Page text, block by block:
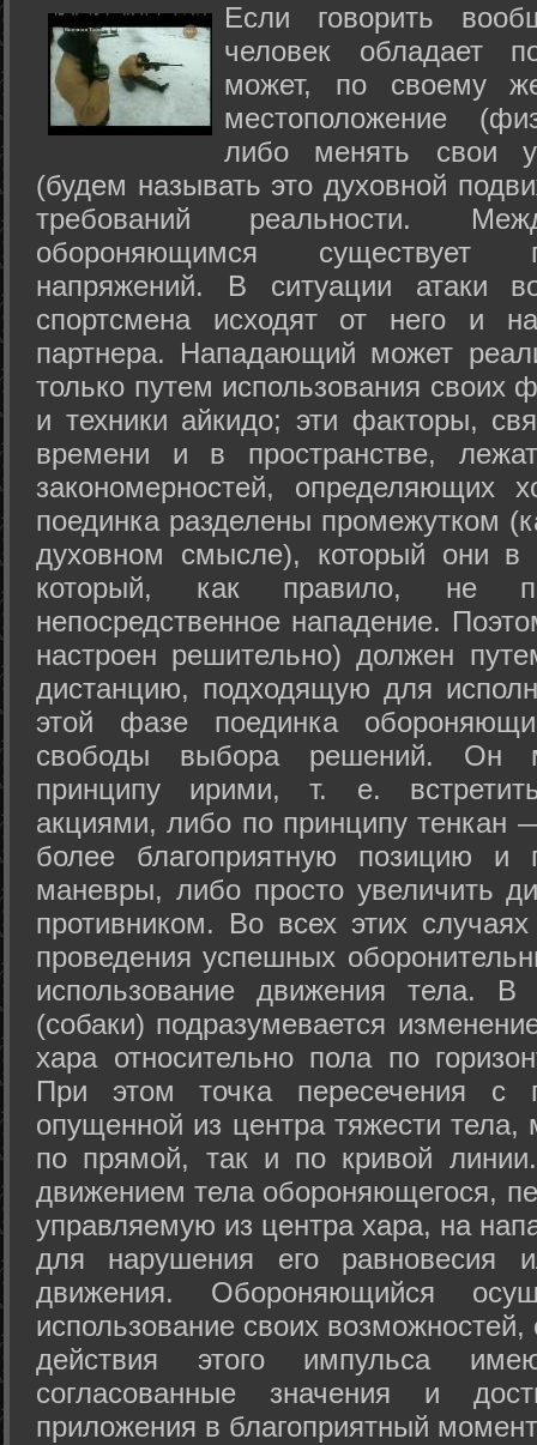
Если говорить
человек обладает
может, по своему
местоположение
либо менять свои
(будем называть это духовной
требований реальности.
обороняющимся существует
напряжений. В ситуации атаки
спортсмена исходят от него и
партнера. Нападающий может
только путем использования своих
и техники айкидо; эти факторы,
времени и в пространстве,
закономерностей, определяющих
поединка разделены промежутком
духовном смысле), который они в
который, как правило, не
непосредственное нападение.
настроен решительно) должен
дистанцию, подходящую для
этой фазе поединка
свободы выбора решений. Он
принципу ирими, т. е.
акциями, либо по принципу тенкан
более благоприятную позицию и
маневры, либо просто увеличить
противником. Во всех этих
проведения успешных
использование движения тела.
(собаки) подразумевается
хара относительно пола по
При этом точка пересечения с
опущенной из центра тяжести
по прямой, так и по кривой
движением тела обороняющегося,
управляемую из центра хара, на
для нарушения его равновесия
движения. Обороняющийся
использование своих
действия этого импульса
согласованные значения и
приложения в благоприятный